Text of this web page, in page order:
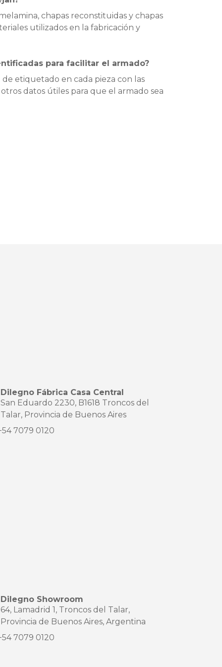
chapas reconstituidas y chapas
utilizados en la fabricación y
para facilitar el armado?
etiquetado en cada pieza con las
datos útiles para que el armado sea
Dilegno Fábrica Casa Central
San Eduardo 2230, B1618 Troncos del
Talar, Provincia de Buenos Aires
7079 0120
Dilegno Showroom
64, Lamadrid 1, Troncos del Talar,
Provincia de Buenos Aires, Argentina
7079 0120